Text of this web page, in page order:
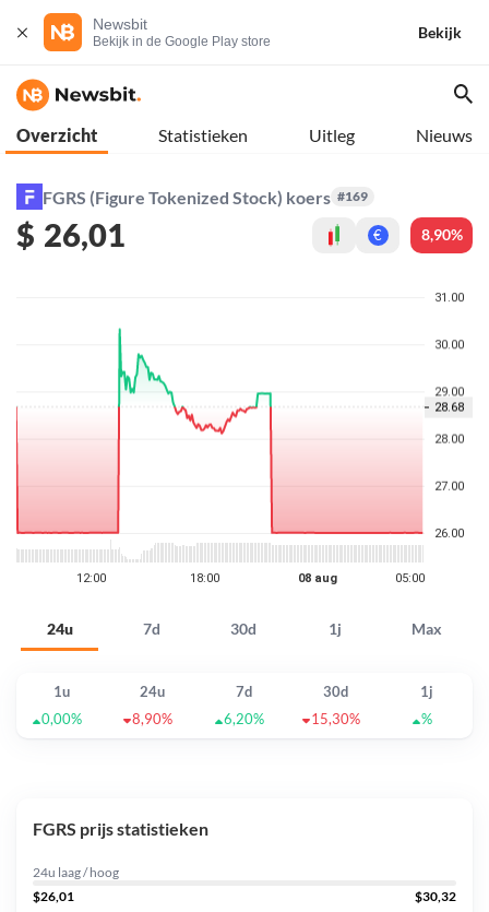
Newsbit
Bekijk in de Google Play store
Bekijk
Overzicht Statistieken Uitleg Nieuws
FGRS (Figure Tokenized Stock) koers #169
$ 26,01 € 8,90%
24u 7d 30d 1j Max
1u 24u 7d 30d
1j
0,00%
8,90% 6,20% 15,30% %
FGRS prijs statistieken
24u laag / hoog
$26,01
$30,32